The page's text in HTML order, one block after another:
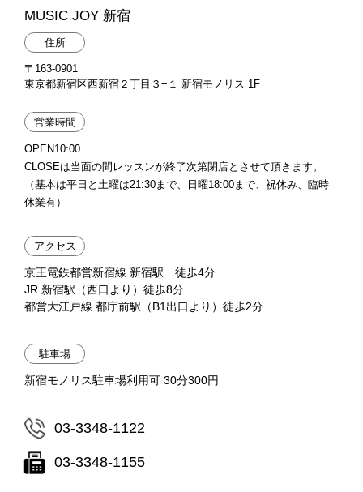
MUSIC JOY 新宿
住所
〒163-0901
東京都新宿区西新宿２丁目３−１ 新宿モノリス 1F
営業時間
OPEN10:00
CLOSEは当面の間レッスンが終了次第閉店とさせて頂きます。
（基本は平日と土曜は21:30まで、日曜18:00まで、祝休み、臨時
休業有）
アクセス
京王電鉄都営新宿線 新宿駅 徒歩4分
JR 新宿駅（西口より）徒歩8分
都営大江戸線 都庁前駅（B1出口より）徒歩2分
駐車場
新宿モノリス駐車場利用可 30分300円
03-3348-1122
03-3348-1155